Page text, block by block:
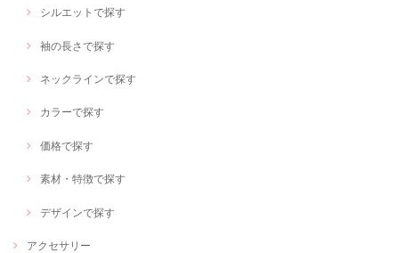
シルエットで探す
袖の長さで探す
ネックラインで探す
カラーで探す
価格で探す
素材・特徴で探す
デザインで探す
アクセサリー